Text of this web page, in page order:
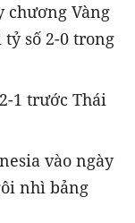
chương Vàng
số 2-0 trong
1 trước Thái
vào ngày
nhì bảng